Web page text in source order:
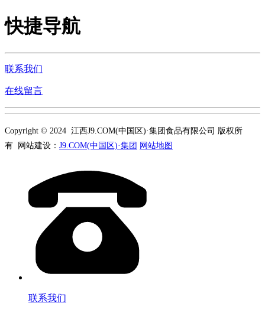
快捷导航
联系我们
在线留言
Copyright © 2024 江西J9.COM(中国区)·集团食品有限公司 版权所
有 网站建设： J9.COM(中国区)·集团 网站地图
联系我们